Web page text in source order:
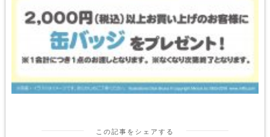
この記事をシェアする